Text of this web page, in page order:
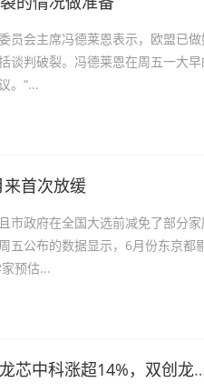
员会主席冯德莱恩表示，欧盟已
谈判破裂。冯德莱恩在周五一大早
。“...
首次放缓
市政府在全国大选前减免了部分
五公布的数据显示，6月份东京都
预估...
中国芯，再突破！国产全自主CPU发布！龙芯中